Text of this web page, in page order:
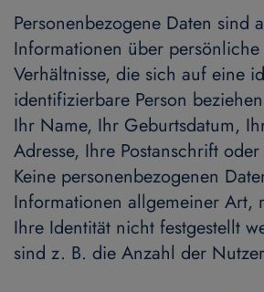
Personenbezogene Daten sind
Informationen über
Verhältnisse, die sich auf eine
identifizierbare Person
Ihr Name, Ihr Geburtsdatum,
Adresse, Ihre Postanschrift
Keine personenbezogenen
Informationen allgemeiner Art,
Ihre Identität nicht festgestellt
sind z. B. die Anzahl der